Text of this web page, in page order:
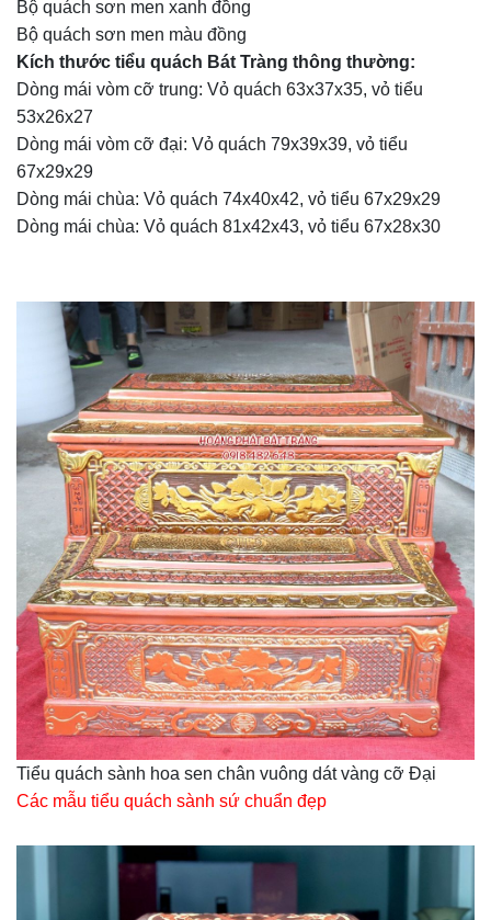
Bộ quách sơn men xanh đồng
Bộ quách sơn men màu đồng
Kích thước tiểu quách Bát Tràng thông thường:
Dòng mái vòm cỡ trung: Vỏ quách 63x37x35, vỏ tiểu
53x26x27
Dòng mái vòm cỡ đại: Vỏ quách 79x39x39, vỏ tiểu
67x29x29
Dòng mái chùa: Vỏ quách 74x40x42, vỏ tiểu 67x29x29
Dòng mái chùa: Vỏ quách 81x42x43, vỏ tiểu 67x28x30
Tiểu quách sành hoa sen chân vuông dát vàng cỡ Đại
Các mẫu tiểu quách sành sứ chuẩn đẹp